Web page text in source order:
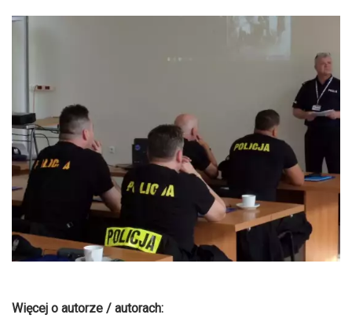
Więcej o autorze / autorach: